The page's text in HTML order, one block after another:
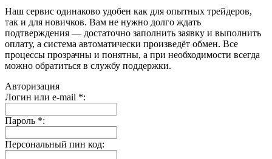
Наш сервис одинаково удобен как для опытных трейдеров,
так и для новичков. Вам не нужно долго ждать
подтверждения — достаточно заполнить заявку и выполнить
оплату, а система автоматически произведёт обмен. Все
процессы прозрачны и понятны, а при необходимости всегда
можно обратиться в службу поддержки.
Авторизация
Логин или e-mail *:
Пароль *:
Персональный пин код: